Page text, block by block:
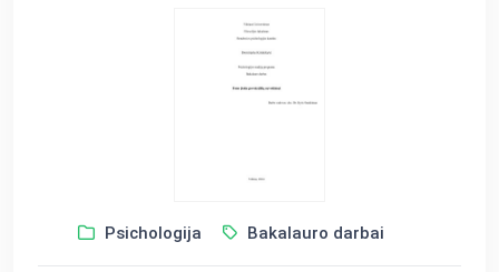
Psichologija Bakalauro darbai